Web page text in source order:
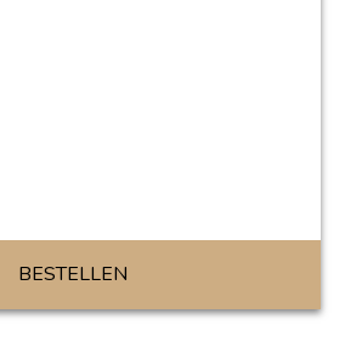
BESTELLEN